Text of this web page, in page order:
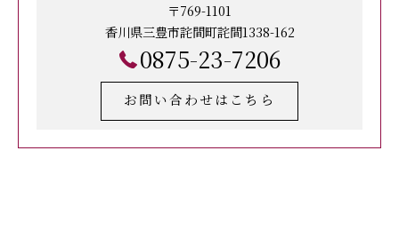
〒769-1101
香川県三豊市詫間町詫間1338-162
0875-23-7206
お問い合わせはこちら